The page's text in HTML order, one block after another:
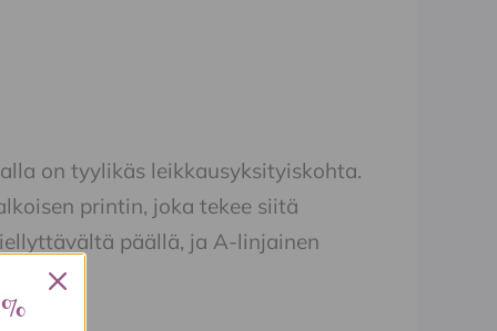
on tyylikäs leikkausyksityiskohta.
printin, joka tekee siitä
päällä, ja A-linjainen